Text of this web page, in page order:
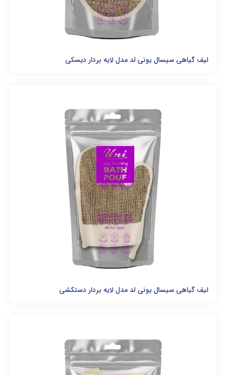
لیف گیاهی سیسال یونی لد مدل لایه بردار دیسکی
لیف گیاهی سیسال یونی لد مدل لایه بردار دستکشی